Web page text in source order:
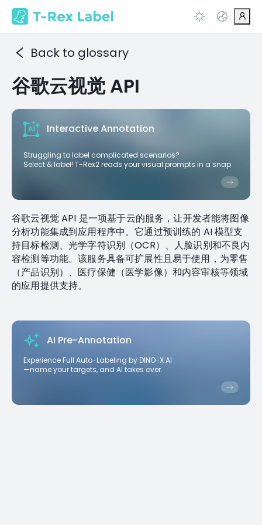
Back to glossary
谷歌云视觉 API
Interactive Annotation
Struggling to label complicated scenarios?
Select & label! T-Rex2 reads your visual prompts in a snap.
谷歌云视觉 API 是一项基于云的服务，让开发者能将图像
分析功能集成到应用程序中。它通过预训练的 AI 模型支
持目标检测、光学字符识别（OCR）、人脸识别和不良内
容检测等功能。该服务具备可扩展性且易于使用，为零售
（产品识别）、医疗保健（医学影像）和内容审核等领域
的应用提供支持。
AI Pre-Annotation
Experience Full Auto-Labeling by DINO-X AI
—name your targets, and AI takes over.